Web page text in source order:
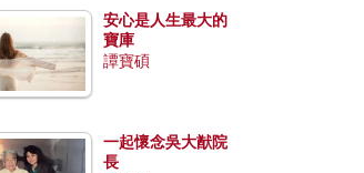
安心是人生最大的
寶庫
譚寶碩
一起懷念吳大猷院
長